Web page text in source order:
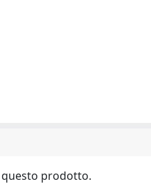
questo prodotto.